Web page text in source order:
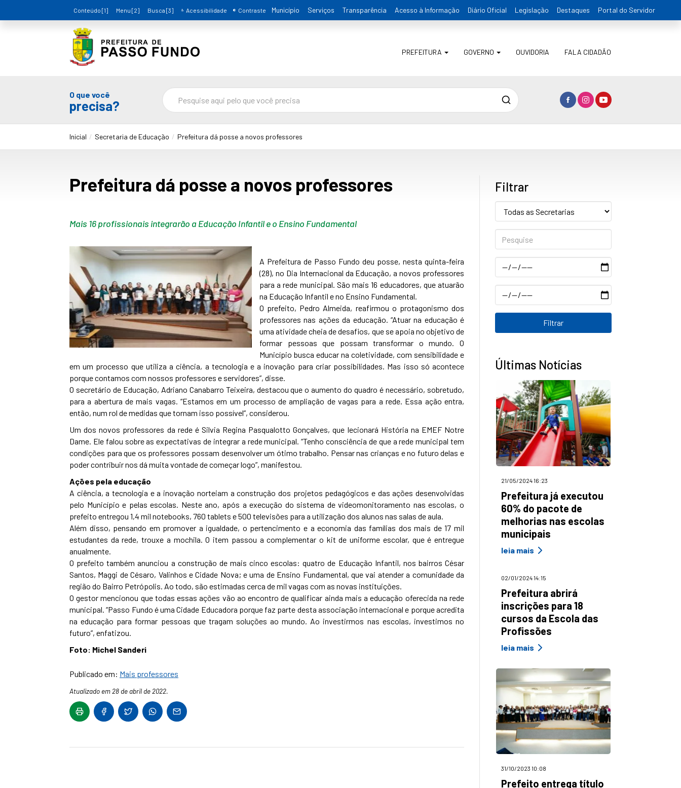
Conteúdo [1] Menu [2] Busca [3] Acessibilidade Contraste Município Serviços Transparência Acesso à Informação Diário Oficial Legislação Destaques Portal do Servidor
PREFEITURA GOVERNO OUVIDORIA FALA CIDADÃO
O que você
precisa? Pesquisa
Inicial Secretaria de Educação Prefeitura dá posse a novos professores
Prefeitura dá posse a novos professores
Mais 16 profissionais integrarão a Educação Infantil e o Ensino Fundamental
A Prefeitura de Passo Fundo deu posse, nesta quinta-feira
(28), no Dia Internacional da Educação, a novos professores
para a rede municipal. São mais 16 educadores, que atuarão
na Educação Infantil e no Ensino Fundamental.
O prefeito, Pedro Almeida, reafirmou o protagonismo dos
professores nas ações da educação. “Atuar na educação é
uma atividade cheia de desafios, que se apoia no objetivo de
formar pessoas que possam transformar o mundo. O
Município busca educar na coletividade, com sensibilidade e
em um processo que utiliza a ciência, a tecnologia e a inovação para criar possibilidades. Mas isso só acontece
porque contamos com nossos professores e servidores”, disse.
O secretário de Educação, Adriano Canabarro Teixeira, destacou que o aumento do quadro é necessário, sobretudo,
para a abertura de mais vagas. “Estamos em um processo de ampliação de vagas para a rede. Essa ação entra,
então, num rol de medidas que tornam isso possível”, considerou.
Um dos novos professores da rede é Silvia Regina Pasqualotto Gonçalves, que lecionará História na EMEF Notre
Dame. Ele falou sobre as expectativas de integrar a rede municipal. “Tenho consciência de que a rede municipal tem
condições para que os professores possam desenvolver um ótimo trabalho. Pensar nas crianças e no futuro delas e
poder contribuir nos dá muita vontade de começar logo”, manifestou.
Ações pela educação
A ciência, a tecnologia e a inovação norteiam a construção dos projetos pedagógicos e das ações desenvolvidas
pelo Município e pelas escolas. Neste ano, após a execução do sistema de videomonitoramento nas escolas, o
prefeito entregou 1,4 mil notebooks, 760 tablets e 500 televisões para a utilização dos alunos nas salas de aula.
Além disso, pensando em promover a igualdade, o pertencimento e a economia das famílias dos mais de 17 mil
estudantes da rede, trouxe a mochila. O item passou a complementar o kit de uniforme escolar, que é entregue
anualmente.
O prefeito também anunciou a construção de mais cinco escolas: quatro de Educação Infantil, nos bairros César
Santos, Maggi de Césaro, Valinhos e Cidade Nova; e uma de Ensino Fundamental, que vai atender a comunidade da
região do Bairro Petrópolis. Ao todo, são estimadas cerca de mil vagas com as novas instituições.
O gestor mencionou que todas essas ações vão ao encontro de qualificar ainda mais a educação oferecida na rede
municipal. “Passo Fundo é uma Cidade Educadora porque faz parte desta associação internacional e porque acredita
na educação para formar pessoas que tragam soluções ao mundo. Ao investirmos nas escolas, investimos no
futuro”, enfatizou.
Foto: Michel Sanderi
Publicado em: Mais professores
Atualizado em 28 de abril de 2022.
Filtrar
Data
Data
Últimas Notícias
21/05/2024 16:23
Prefeitura já executou
60% do pacote de
melhorias nas escolas
municipais
leia mais
02/01/2024 14:15
Prefeitura abrirá
inscrições para 18
cursos da Escola das
Profissões
leia mais
31/10/2023 10:08
Prefeito entrega título